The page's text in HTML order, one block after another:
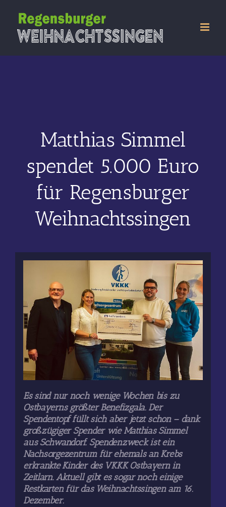
Inhalt
springen
Matthias Simmel
spendet 5.000 Euro
für Regensburger
Weihnachtssingen
Es sind nur noch wenige Wochen bis zu
Ostbayerns größter Benefizgala. Der
Spendentopf füllt sich aber jetzt schon – dank
großzügiger Spender wie Matthias Simmel
aus Schwandorf. Spendenzweck ist ein
Nachsorgezentrum für ehemals an Krebs
erkrankte Kinder des VKKK Ostbayern in
Zeitlarn. Aktuell gibt es sogar noch einige
Restkarten für das Weihnachtssingen am 16.
Dezember.